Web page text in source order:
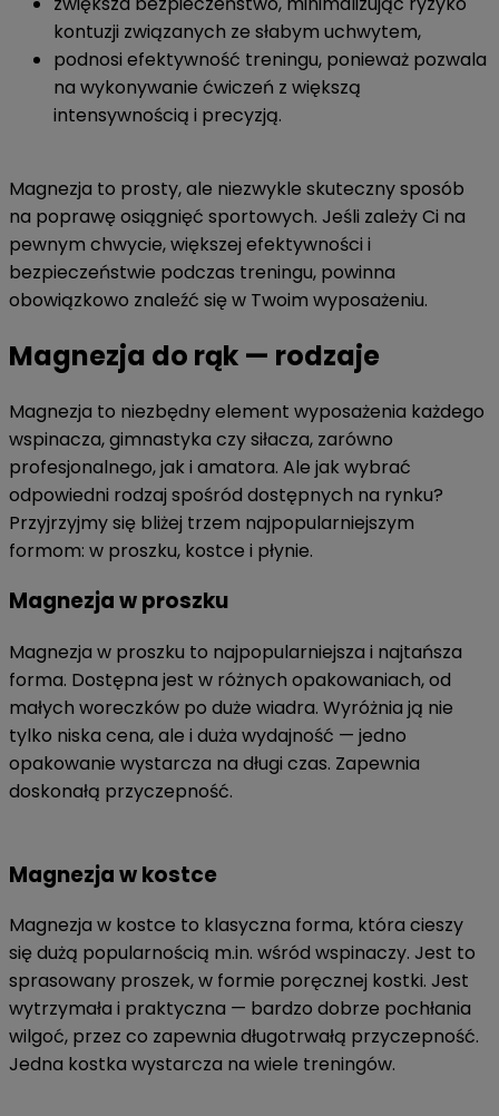
kontuzji związanych ze słabym uchwytem,
podnosi efektywność treningu, ponieważ pozwala
na wykonywanie ćwiczeń z większą
intensywnością i precyzją.
Magnezja to prosty, ale niezwykle skuteczny sposób
na poprawę osiągnięć sportowych. Jeśli zależy Ci na
pewnym chwycie, większej efektywności i
bezpieczeństwie podczas treningu, powinna
obowiązkowo znaleźć się w Twoim wyposażeniu.
Magnezja do rąk — rodzaje
Magnezja to niezbędny element wyposażenia każdego
wspinacza, gimnastyka czy siłacza, zarówno
profesjonalnego, jak i amatora. Ale jak wybrać
odpowiedni rodzaj spośród dostępnych na rynku?
Przyjrzyjmy się bliżej trzem najpopularniejszym
formom: w proszku, kostce i płynie.
Magnezja w proszku
Magnezja w proszku to najpopularniejsza i najtańsza
forma. Dostępna jest w różnych opakowaniach, od
małych woreczków po duże wiadra. Wyróżnia ją nie
tylko niska cena, ale i duża wydajność — jedno
opakowanie wystarcza na długi czas. Zapewnia
doskonałą przyczepność.
Magnezja w kostce
Magnezja w kostce to klasyczna forma, która cieszy
się dużą popularnością m.in. wśród wspinaczy. Jest to
sprasowany proszek, w formie poręcznej kostki. Jest
wytrzymała i praktyczna — bardzo dobrze pochłania
wilgoć, przez co zapewnia długotrwałą przyczepność.
Jedna kostka wystarcza na wiele treningów.